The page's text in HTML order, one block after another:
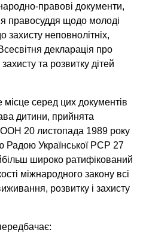
правові документи,
правосуддя щодо молоді
неповнолітніх,
декларація про
та розвитку дітей
серед цих документів
дитини, прийнята
20 листопада 1989 року
Радою Української РСР 27
широко ратифікований
міжнародного закону всі
розвитку і захисту